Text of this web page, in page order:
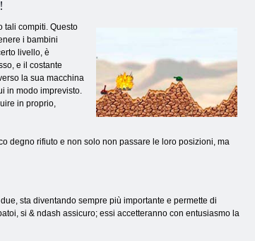
tali compiti. Questo
i bambini
livello, è
e il costante
la sua macchina
in modo imprevisto.
in proprio,
degno rifiuto e non solo non passare le loro posizioni, ma
sta diventando sempre più importante e permette di
si & ndash assicuro; essi accetteranno con entusiasmo la